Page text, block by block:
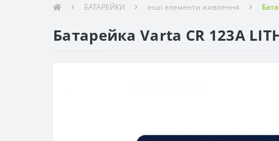
БАТАРЕЙКИ інші елементи живлення
Батарейка Varta CR 123А